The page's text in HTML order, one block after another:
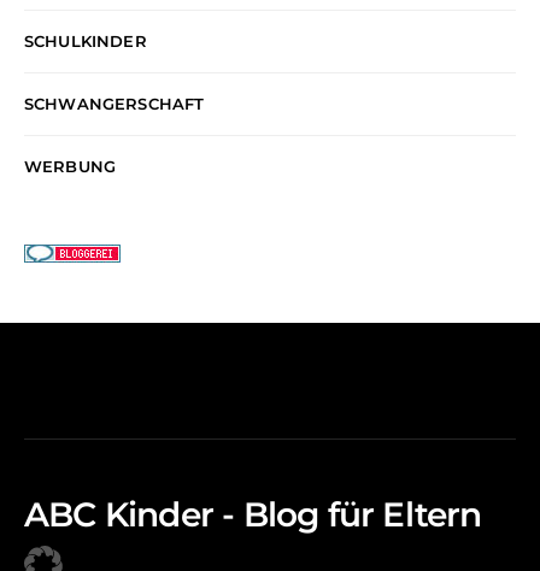
SCHULKINDER
SCHWANGERSCHAFT
WERBUNG
ABC Kinder - Blog für Eltern